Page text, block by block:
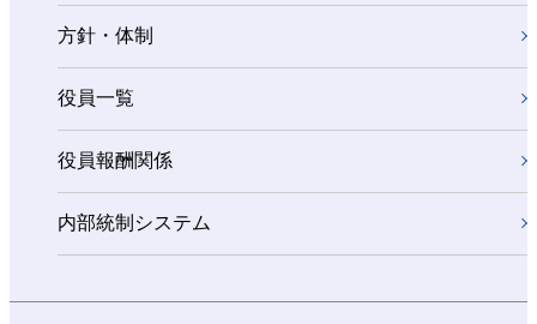
方針・体制
役員一覧
役員報酬関係
内部統制システム